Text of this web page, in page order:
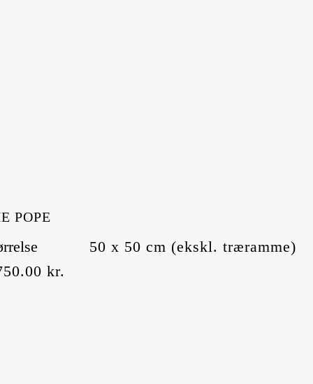
POPE
50 x 50 cm (ekskl. træramme)
kr.